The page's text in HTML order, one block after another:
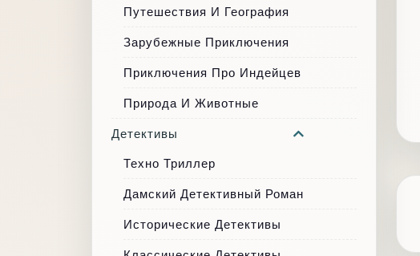
Путешествия И География
Зарубежные Приключения
Приключения Про Индейцев
Природа И Животные
Детективы
Техно Триллер
Дамский Детективный Роман
Исторические Детективы